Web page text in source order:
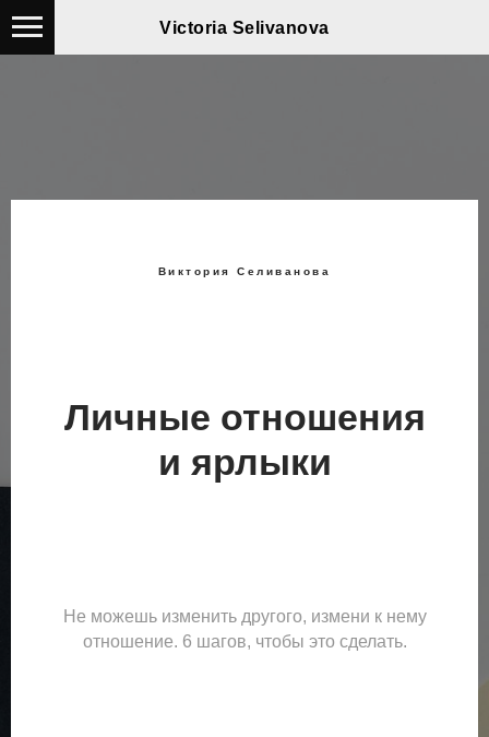
Victoria Selivanova
Виктория Селиванова
Личные отношения
и ярлыки
Не можешь изменить другого, измени к нему
отношение. 6 шагов, чтобы это сделать.